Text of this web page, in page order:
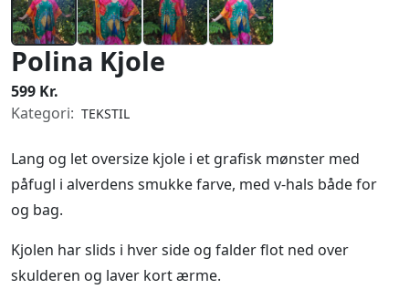
Polina Kjole
599 Kr.
Kategori: TEKSTIL
Lang og let oversize kjole i et grafisk mønster med
påfugl i alverdens smukke farve, med v-hals både for
og bag.
Kjolen har slids i hver side og falder flot ned over
skulderen og laver kort ærme.